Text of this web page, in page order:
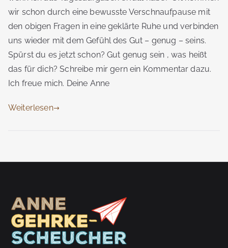
wir schon durch eine bewusste Verschnaufpause mit
den obigen Fragen in eine geklärte Ruhe und verbinden
uns wieder mit dem Gefühl des Gut – genug – seins.
Spürst du es jetzt schon? Gut genug sein , was heißt
das für dich? Schreibe mir gern ein Kommentar dazu.
Ich freue mich. Deine Anne
Weiterlesen